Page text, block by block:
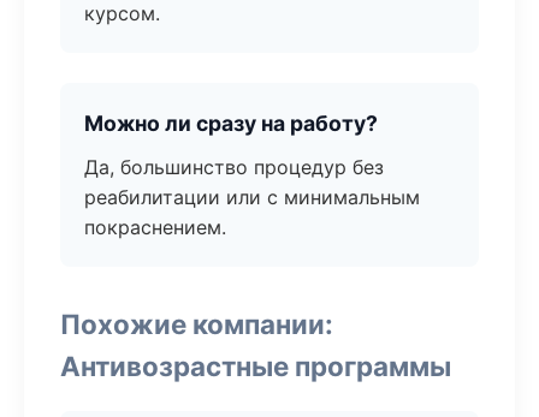
курсом.
Можно ли сразу на работу?
Да, большинство процедур без
реабилитации или с минимальным
покраснением.
Похожие компании:
Антивозрастные программы